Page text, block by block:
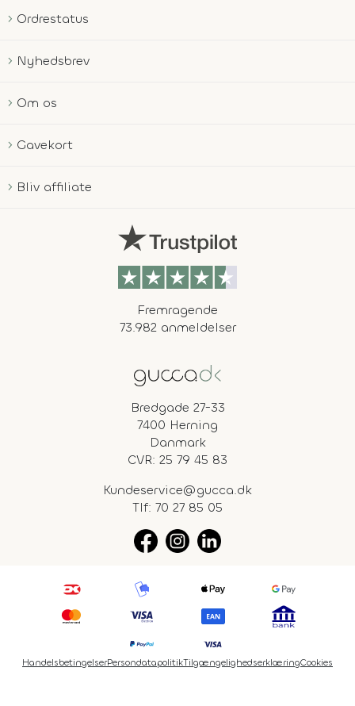
Ordrestatus
Nyhedsbrev
Om os
Gavekort
Bliv affiliate
Fremragende
73.982 anmeldelser
Bredgade 27-33
7400 Herning
Danmark
CVR: 25 79 45 83
Kundeservice@gucca.dk
Tlf: 70 27 85 05
HandelsbetingelserPersondatapolitikTilgængelighedserklæringCookies